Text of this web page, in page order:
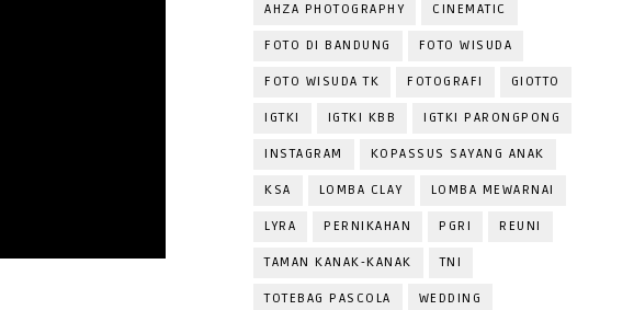
AHZA PHOTOGRAPHY CINEMATIC
FOTO DI BANDUNG FOTO WISUDA
FOTO WISUDA TK FOTOGRAFI GIOTTO
IGTKI IGTKI KBB IGTKI PARONGPONG
INSTAGRAM KOPASSUS SAYANG ANAK
KSA LOMBA CLAY LOMBA MEWARNAI
LYRA PERNIKAHAN PGRI REUNI
TAMAN KANAK-KANAK TNI
TOTEBAG PASCOLA WEDDING